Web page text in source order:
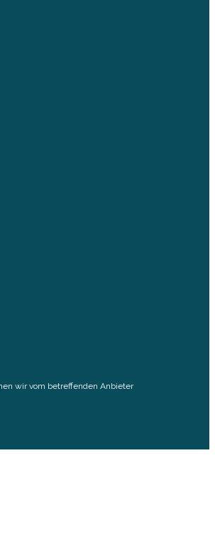
wir vom betreffenden Anbieter